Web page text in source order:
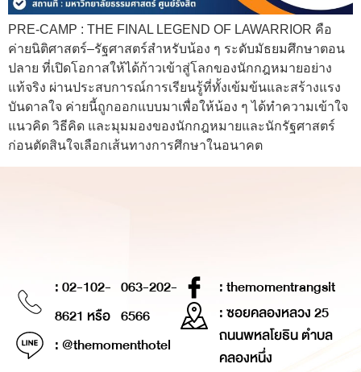
PRE-CAMP : THE FINAL LEGEND OF LAWARRIOR คือ
ค่ายนิติศาสตร์–รัฐศาสตร์สำหรับน้อง ๆ ระดับมัธยมศึกษาตอน
ปลาย ที่เปิดโอกาสให้ได้ก้าวเข้าสู่โลกของนักกฎหมายอย่าง
แท้จริง ผ่านประสบการณ์การเรียนรู้ที่ทั้งเข้มข้นและสร้างแรง
บันดาลใจ ค่ายนี้ถูกออกแบบมาเพื่อให้น้อง ๆ ได้ทำความเข้าใจ
แนวคิด วิธีคิด และมุมมองของนักกฎหมายและนักรัฐศาสตร์
ก่อนตัดสินใจเลือกเส้นทางการศึกษาในอนาคต
: 02-102-
8621 หรือ
063-202-
6566
: @themomenthotel
: themomentrangsit
: ซอยคลองหลวง 25
ถนนพหลโยธิน ตำบล
คลองหนึ่ง